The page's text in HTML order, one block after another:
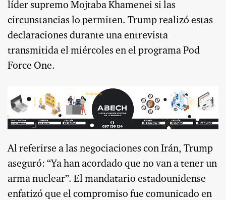
líder supremo Mojtaba Khamenei si las
circunstancias lo permiten. Trump realizó estas
declaraciones durante una entrevista
transmitida el miércoles en el programa Pod
Force One.
Al referirse a las negociaciones con Irán, Trump
aseguró: “Ya han acordado que no van a tener un
arma nuclear”. El mandatario estadounidense
enfatizó que el compromiso fue comunicado en